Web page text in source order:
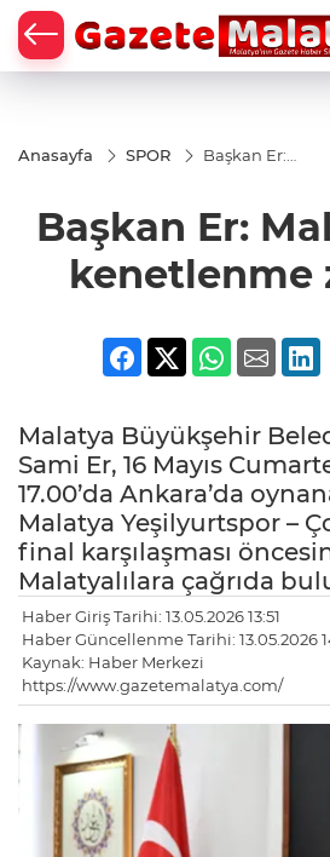
Anasayfa SPOR
Başkan Er:
zamanı
Başkan Er:
kenetlenme
Malatya Büyükşehir
Sami Er, 16 Mayıs
17.00’da Ankara’da
Malatya Yeşilyurtspor –
final karşılaşması
Malatyalılara çağrıda
Haber Giriş Tarihi: 13.05.2026 13:51
Haber Güncellenme Tarihi: 13.05.2026
Kaynak: Haber Merkezi
https://www.gazetemalatya.com/